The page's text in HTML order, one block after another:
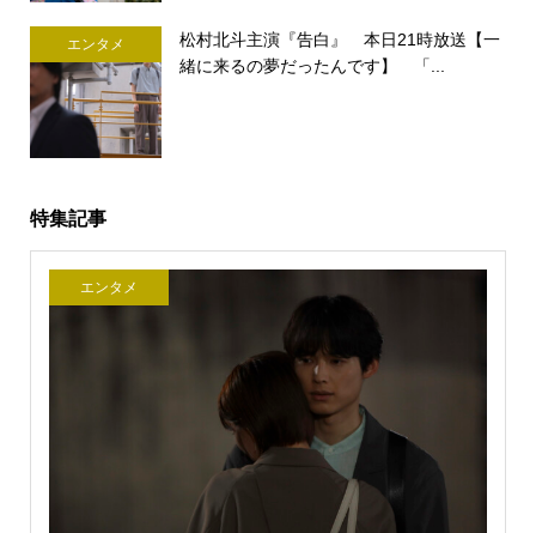
エンタメ
松村北斗主演『告白』 本日21時放送【一
緒に来るの夢だったんです】 「...
特集記事
エンタメ